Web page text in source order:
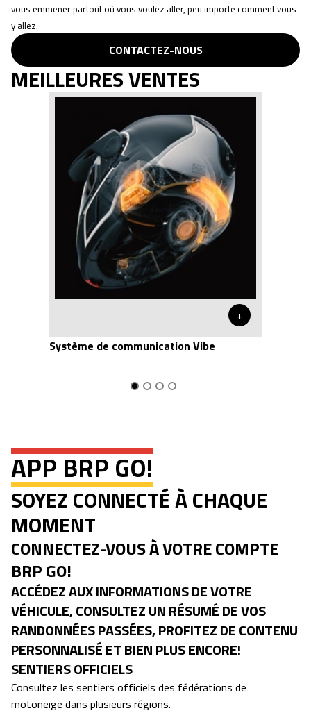
vous emmener partout où vous voulez aller, peu importe comment vous
y allez.
CONTACTEZ-NOUS
MEILLEURES VENTES
+
Système de communication Vibe
APP BRP GO!
SOYEZ CONNECTÉ À CHAQUE
MOMENT
CONNECTEZ-VOUS À VOTRE COMPTE
BRP GO!
ACCÉDEZ AUX INFORMATIONS DE VOTRE
VÉHICULE, CONSULTEZ UN RÉSUMÉ DE VOS
RANDONNÉES PASSÉES, PROFITEZ DE CONTENU
PERSONNALISÉ ET BIEN PLUS ENCORE!
SENTIERS OFFICIELS
Consultez les sentiers officiels des fédérations de
motoneige dans plusieurs régions.